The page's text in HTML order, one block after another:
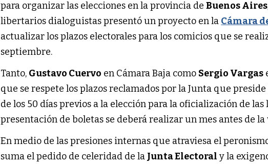
para organizar las elecciones en la provincia deBuenos Aires
libertarios dialoguistas presentó un proyecto en la Cámara
actualizar los plazos electorales para los comicios que se
septiembre.
Tanto, Gustavo Cuervo en Cámara Baja como Sergio Vargas
que se respete los plazos reclamados por la Junta que preside
de los 50 días previos a la elección para la oficialización de las
presentación de boletas se deberá realizar un mes antes de la
En medio de las presiones internas que atraviesa el
suma el pedido de celeridad de la Junta Electoral y la